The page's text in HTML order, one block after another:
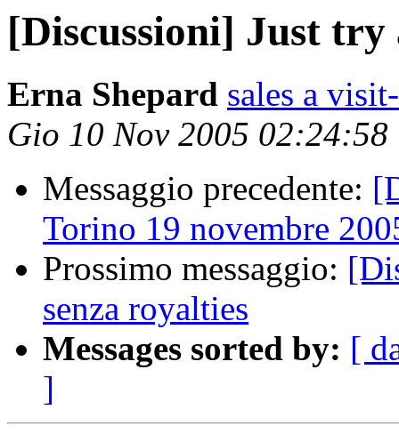
[Discussioni] Just try
Erna Shepard sales a
Gio 10 Nov 2005 02:24:58
Messaggio precedente:
Torino 19 novembre
Prossimo messaggio:
senza royalties
Messages sorted by: [
]